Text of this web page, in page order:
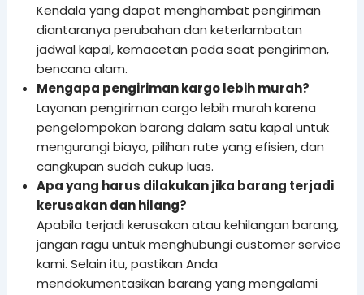
Kendala yang dapat menghambat pengiriman
diantaranya perubahan dan keterlambatan
jadwal kapal, kemacetan pada saat pengiriman,
bencana alam.
Mengapa pengiriman kargo lebih murah?
Layanan pengiriman cargo lebih murah karena
pengelompokan barang dalam satu kapal untuk
mengurangi biaya, pilihan rute yang efisien, dan
cangkupan sudah cukup luas.
Apa yang harus dilakukan jika barang terjadi
kerusakan dan hilang?
Apabila terjadi kerusakan atau kehilangan barang,
jangan ragu untuk menghubungi customer service
kami. Selain itu, pastikan Anda
mendokumentasikan barang yang mengalami